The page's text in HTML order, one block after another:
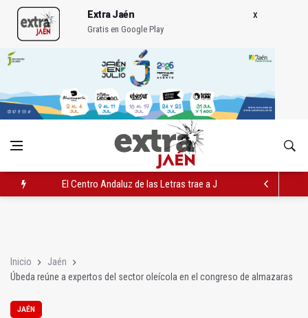
Extra Jaén
Gratis en Google Play
El Centro Andaluz de las Letras trae a Jaén al filósofo Omar
Inicio
Jaén
Úbeda reúne a expertos del sector oleícola en el congreso de almazaras
JAÉN